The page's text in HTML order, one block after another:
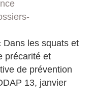
Dans les squats et
précarité et
de prévention
13, janvier